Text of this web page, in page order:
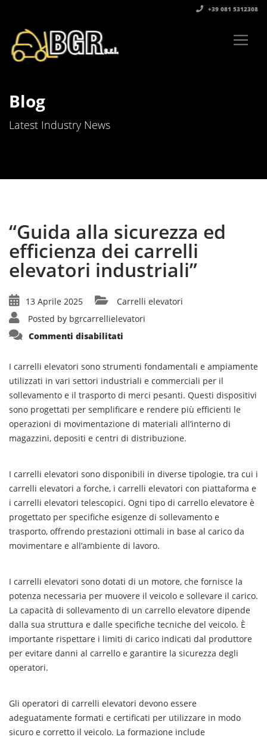
+39 081 5312308‬
Blog
Latest Industry News
“Guida alla sicurezza ed
efficienza dei carrelli
elevatori industriali”
13 Aprile 2025
Carrelli elevatori
Posted by bgrcarrellielevatori
Commenti disabilitati
ed
dei
carrelli
elevatori
industriali”
I carrelli elevatori sono strumenti fondamentali e ampiamente
utilizzati in vari settori industriali e commerciali per il
sollevamento e il trasporto di merci pesanti. Questi dispositivi
sono progettati per semplificare e rendere più efficienti le
operazioni di movimentazione di materiali all’interno di
magazzini, depositi e centri di distribuzione.
I carrelli elevatori sono disponibili in diverse tipologie, tra cui i
carrelli elevatori a forche, i carrelli elevatori con piattaforma e
i carrelli elevatori telescopici. Ogni tipo di carrello elevatore è
progettato per specifiche esigenze di sollevamento e
trasporto, offrendo prestazioni ottimali in base al carico da
movimentare e all’ambiente di lavoro.
I carrelli elevatori sono dotati di un motore, che fornisce la
potenza necessaria per muovere il veicolo e sollevare il carico.
La capacità di sollevamento di un carrello elevatore dipende
dalla sua struttura e dalle specifiche tecniche del veicolo. È
importante rispettare i limiti di carico indicati dal produttore
per evitare danni al carrello e garantire la sicurezza degli
operatori.
Gli operatori di carrelli elevatori devono essere
adeguatamente formati e certificati per utilizzare in modo
sicuro e corretto il veicolo. La formazione include